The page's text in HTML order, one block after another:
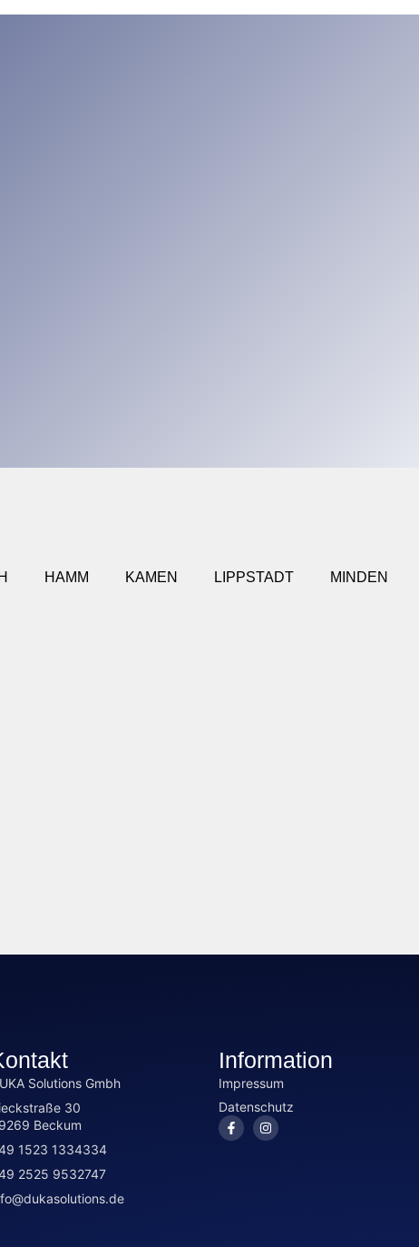
HAMM KAMEN LIPPSTADT MINDEN
Solutions Gmbh
30
Beckum
1523 1334334
2525 9532747
Information
Impressum
Datenschutz